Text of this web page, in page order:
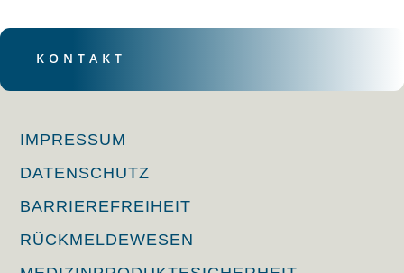
KONTAKT
IMPRESSUM
DATENSCHUTZ
BARRIEREFREIHEIT
RÜCKMELDEWESEN